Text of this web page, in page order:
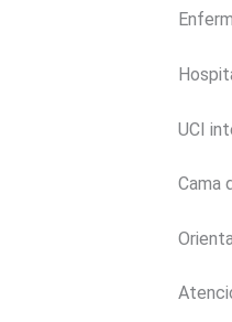
UCI
Cama